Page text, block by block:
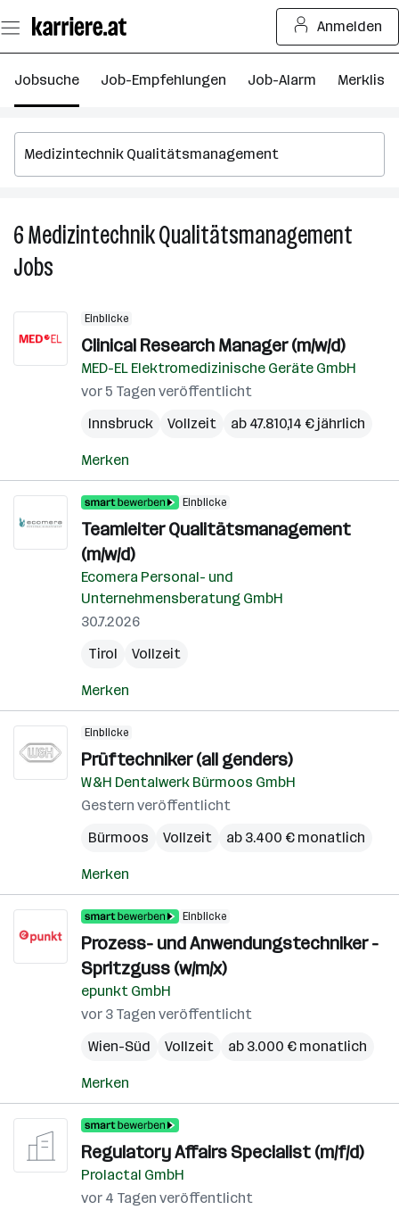
Seiteninhalt
springen
Anmelden
Jobsuche Job-Empfehlungen Job-Alarm Merkliste
6Medizintechnik Qualitätsmanagement
Jobs
Einblicke
Clinical Research Manager (m/w/d)
MED-EL Elektromedizinische Geräte GmbH
vor 5 Tagen veröffentlicht
Innsbruck
Vollzeit ab 47.810,14 € jährlich
Merken
Einblicke
Teamleiter Qualitätsmanagement
(m/w/d)
Ecomera Personal- und
Unternehmensberatung GmbH
30.7.2026
Tirol
Vollzeit
Merken
Einblicke
Prüftechniker (all genders)
W&H Dentalwerk Bürmoos GmbH
Gestern veröffentlicht
Bürmoos
Vollzeit ab 3.400 € monatlich
Merken
Einblicke
Prozess- und Anwendungstechniker -
Spritzguss (w/m/x)
epunkt GmbH
vor 3 Tagen veröffentlicht
Wien-Süd
Vollzeit ab 3.000 € monatlich
Merken
Regulatory Affairs Specialist (m/f/d)
Prolactal GmbH
vor 4 Tagen veröffentlicht